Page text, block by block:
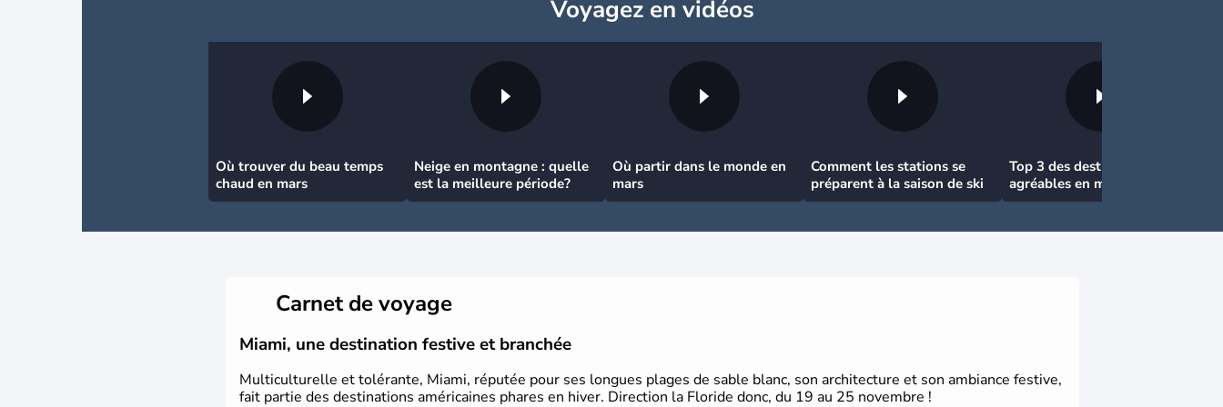
Voyagez en vidéos
Où trouver du beau temps
chaud en mars
Neige en montagne : quelle
est la meilleure période?
Où partir dans le monde en
mars
Comment les stations se
préparent à la saison de ski
Top 3 des destinations
agréables en mars en France
Carnet de voyage
Miami, une destination festive et branchée
Multiculturelle et tolérante, Miami, réputée pour ses longues plages de sable blanc, son architecture et son ambiance festive,
fait partie des destinations américaines phares en hiver. Direction la Floride donc, du 19 au 25 novembre !